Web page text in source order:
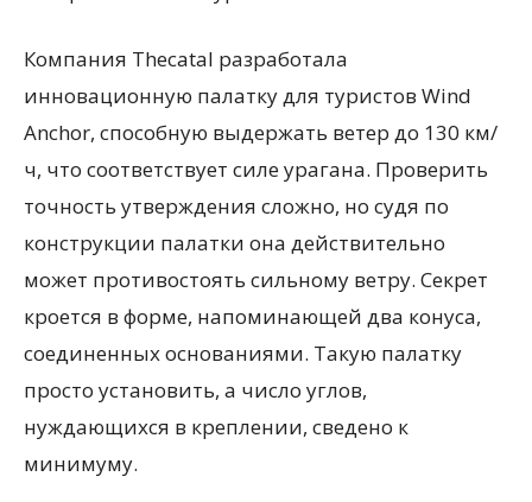
Компания Thecatal разработала
инновационную палатку для туристов Wind
Anchor, способную выдержать ветер до 130 км/
ч, что соответствует силе урагана. Проверить
точность утверждения сложно, но судя по
конструкции палатки она действительно
может противостоять сильному ветру. Секрет
кроется в форме, напоминающей два конуса,
соединенных основаниями. Такую палатку
просто установить, а число углов,
нуждающихся в креплении, сведено к
минимуму.